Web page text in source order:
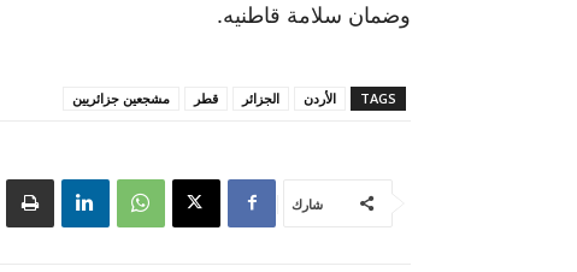
وضمان سلامة قاطنيه.
TAGS الأردن الجزائر قطر مشجعين جزائريين
شارك